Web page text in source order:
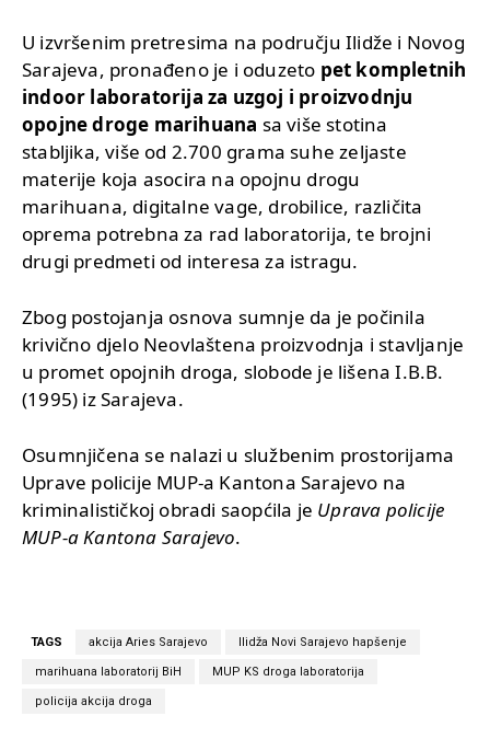
U izvršenim pretresima na području Ilidže i Novog
Sarajeva, pronađeno je i oduzeto pet kompletnih
indoor laboratorija za uzgoj i proizvodnju
opojne droge marihuana sa više stotina
stabljika, više od 2.700 grama suhe zeljaste
materije koja asocira na opojnu drogu
marihuana, digitalne vage, drobilice, različita
oprema potrebna za rad laboratorija, te brojni
drugi predmeti od interesa za istragu.
Zbog postojanja osnova sumnje da je počinila
krivično djelo Neovlaštena proizvodnja i stavljanje
u promet opojnih droga, slobode je lišena I.B.B.
(1995) iz Sarajeva.
Osumnjičena se nalazi u službenim prostorijama
Uprave policije MUP-a Kantona Sarajevo na
kriminalističkoj obradi saopćila je Uprava policije
MUP-a Kantona Sarajevo.
TAGS akcija Aries Sarajevo Ilidža Novi Sarajevo hapšenje
marihuana laboratorij BiH MUP KS droga laboratorija
policija akcija droga